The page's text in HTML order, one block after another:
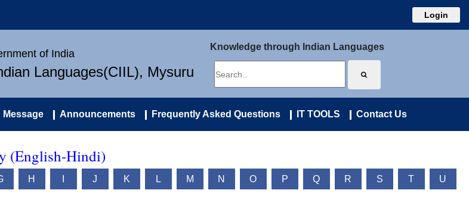
Login
of India
Languages(CIIL), Mysuru
Knowledge through Indian Languages
Message Announcements Frequently Asked Questions IT TOOLS Contact Us
(English-Hindi)
H J K L M N O P Q R S T U